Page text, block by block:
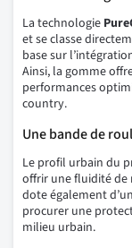
La technologie
et se classe
base sur
Ainsi, la gomme
performances
country.
Une bande de
Le profil urbain du
offrir une fluidité de
dote également
procurer une
milieu urbain.